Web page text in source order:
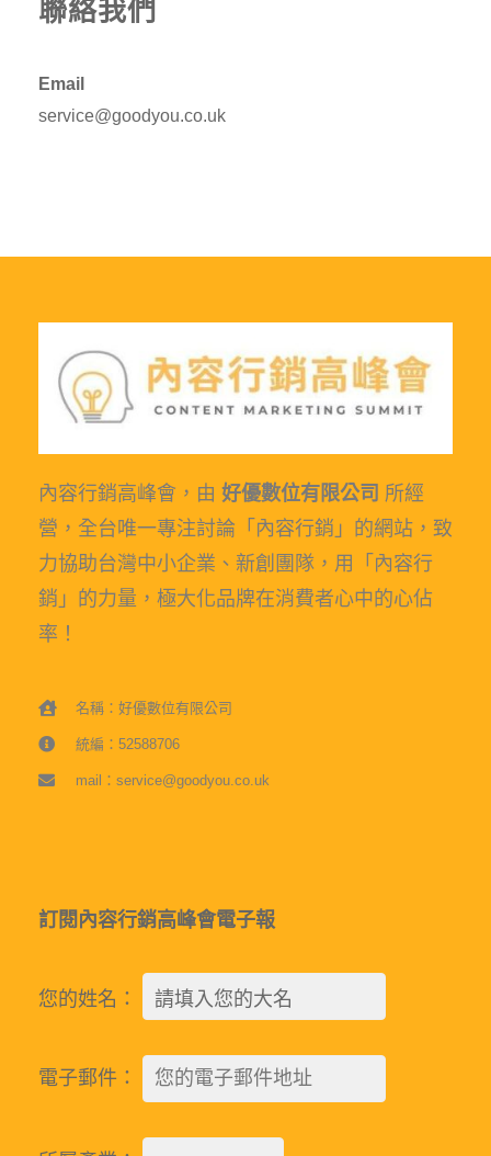
聯絡我們
Email
service@goodyou.co.uk
內容行銷高峰會，由 好優數位有限公司 所經
營，全台唯一專注討論「內容行銷」的網站，致
力協助台灣中小企業、新創團隊，用「內容行
銷」的力量，極大化品牌在消費者心中的心佔
率！
名稱：好優數位有限公司
統編：52588706
mail：service@goodyou.co.uk
訂閱內容行銷高峰會電子報
您的姓名：
電子郵件：